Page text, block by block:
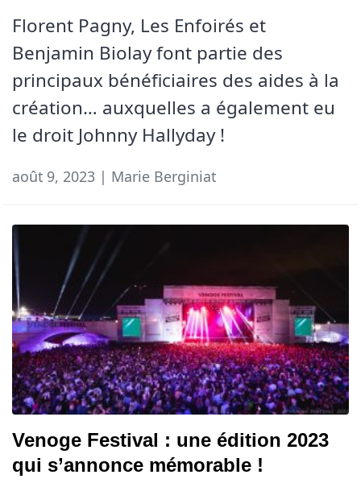
Florent Pagny, Les Enfoirés et
Benjamin Biolay font partie des
principaux bénéficiaires des aides à la
création… auxquelles a également eu
le droit Johnny Hallyday !
août 9, 2023 | Marie Berginiat
Venoge Festival : une édition 2023
qui s’annonce mémorable !